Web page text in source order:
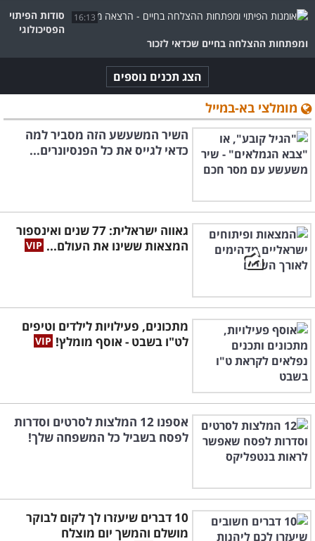
16:13
סודות הפיתוי
הפסיכולוגי
ומפתחות ההצלחה בחיים שכדאי לזכור
הצג תכנים נוספים
מומלצי בא-במייל
השיר המשעשע הזה מסביר למה
כדאי לגייס את כל הפנסיונרים...
גאווה ישראלית: 77 שנים ואינספור
המצאות ששינו את העולם...
מתכונים, פעילויות לילדים וטיפים
לט"ו בשבט - אוסף מומלץ!
אספנו 12 המלצות לסרטים וסדרות
לפסח בשביל כל המשפחה שלך!
10 דברים שיעזרו לך לקום לבוקר
מושלם והמשך יום מוצלח